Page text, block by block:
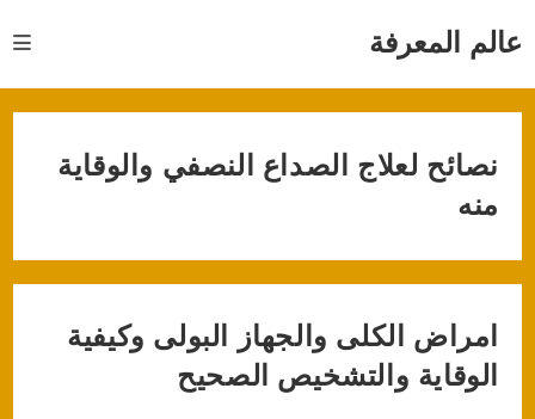
عالم المعرفة
نصائح لعلاج الصداع النصفي والوقاية
منه
امراض الكلى والجهاز البولى وكيفية
الوقاية والتشخيص الصحيح